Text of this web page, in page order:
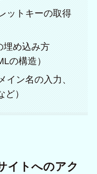
ットキーの取得
埋め込み方
の構造）
イン名の入力、
）
イトへのアク